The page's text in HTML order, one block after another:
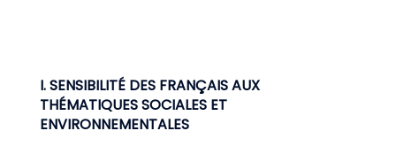
I. SENSIBILITÉ DES FRANÇAIS AUX
THÉMATIQUES SOCIALES ET
ENVIRONNEMENTALES